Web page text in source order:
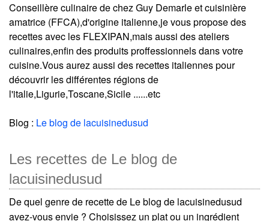
Conseillère culinaire de chez Guy Demarle et cuisinière
amatrice (FFCA),d'origine italienne,je vous propose des
recettes avec les FLEXIPAN,mais aussi des ateliers
culinaires,enfin des produits proffessionnels dans votre
cuisine.Vous aurez aussi des recettes italiennes pour
découvrir les différentes régions de
l'italie,Ligurie,Toscane,Sicile ......etc
Blog : Le blog de lacuisinedusud
Les recettes de Le blog de
lacuisinedusud
De quel genre de recette de Le blog de lacuisinedusud
avez-vous envie ? Choisissez un plat ou un ingrédient